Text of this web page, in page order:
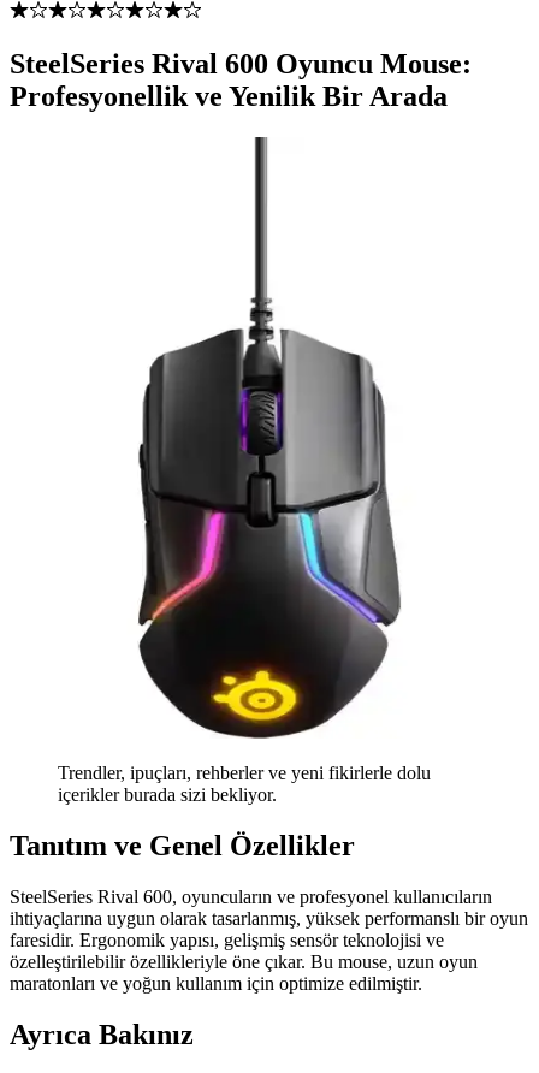
SteelSeries Rival 600 Oyuncu Mouse:
Profesyonellik ve Yenilik Bir Arada
Trendler, ipuçları, rehberler ve yeni fikirlerle dolu
içerikler burada sizi bekliyor.
Tanıtım ve Genel Özellikler
SteelSeries Rival 600, oyuncuların ve profesyonel kullanıcıların
ihtiyaçlarına uygun olarak tasarlanmış, yüksek performanslı bir oyun
faresidir. Ergonomik yapısı, gelişmiş sensör teknolojisi ve
özelleştirilebilir özellikleriyle öne çıkar. Bu mouse, uzun oyun
maratonları ve yoğun kullanım için optimize edilmiştir.
Ayrıca Bakınız